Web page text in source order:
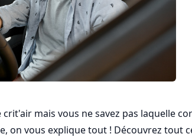
mais vous ne savez pas laquelle
on vous explique tout ! Découvrez tout